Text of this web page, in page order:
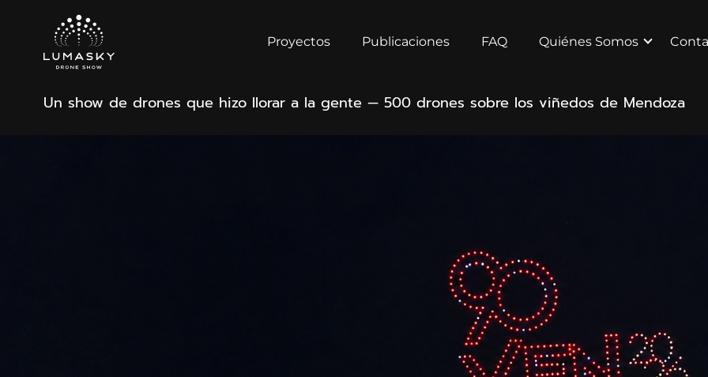
Proyectos Publicaciones FAQ Quiénes Somos
Un show de drones que hizo llorar a la gente — 500 drones sobre los viñedos de Mendoza